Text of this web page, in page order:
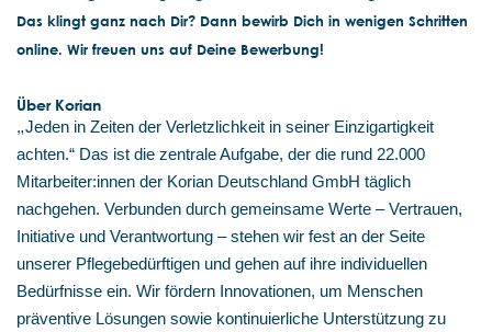
Das klingt ganz nach Dir? Dann bewirb Dich in wenigen Schritten
online. Wir freuen uns auf Deine Bewerbung!
Über Korian
„Jeden in Zeiten der Verletzlichkeit in seiner Einzigartigkeit
achten.“ Das ist die zentrale Aufgabe, der die rund 22.000
Mitarbeiter:innen der Korian Deutschland GmbH täglich
nachgehen. Verbunden durch gemeinsame Werte – Vertrauen,
Initiative und Verantwortung – stehen wir fest an der Seite
unserer Pflegebedürftigen und gehen auf ihre individuellen
Bedürfnisse ein. Wir fördern Innovationen, um Menschen
präventive Lösungen sowie kontinuierliche Unterstützung zu